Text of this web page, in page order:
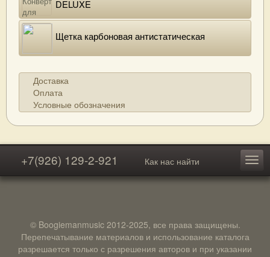
DELUXE
Щетка карбоновая антистатическая
Доставка
Оплата
Условные обозначения
+7(926) 129-2-921 Как нас найти
© Boogiemanmusic 2012-2025, все права защищены.
Перепечатывание материалов и использование каталога
разрешается только с разрешения авторов и при указании